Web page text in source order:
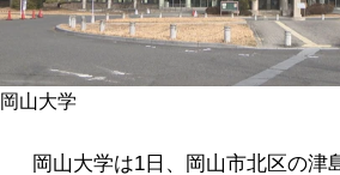
岡山大学
岡山大学は1日、岡山市北区の津